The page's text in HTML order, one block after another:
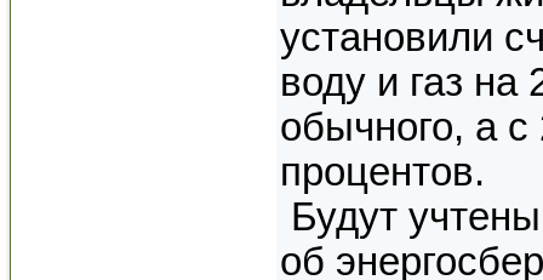
установили
воду и газ
обычного, а с
процентов.
Будут
об